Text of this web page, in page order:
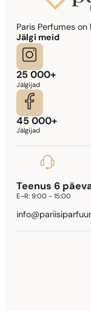
Paris Perfumes
Jälgi meid
25 000+
Jälgijad
45 000+
Jälgijad
Teenus 6
E–R:9:00 - 15:00